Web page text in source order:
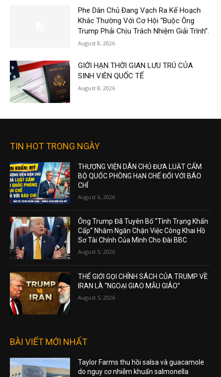
Phe Dân Chủ Đang Vạch Ra Kế Hoạch
Khác Thường Với Cơ Hội “Buộc Ông
Trump Phải Chịu Trách Nhiệm Giải Trình”.
August 8, 2026
GIỚI HẠN THỜI GIAN LƯU TRÚ CỦA
SINH VIÊN QUỐC TẾ
August 8, 2026
TIN HOT TRONG NGÀY
THƯỢNG VIỆN DÂN CHỦ ĐƯA LUẬT CẤM
BỘ QUỐC PHÒNG HẠN CHẾ ĐỐI VỚI BÁO
CHÍ
August 6, 2026
Ông Trump Đã Tuyên Bố “Tình Trạng Khẩn
Cấp” Nhằm Ngăn Chặn Việc Công Khai Hồ
Sơ Tài Chính Của Mình Cho Đài BBC
August 5, 2026
THẾ GIỚI GỌI CHÍNH SÁCH CỦA TRUMP VỀ
IRAN LÀ “NGOẠI GIAO MẪU GIÁO”
August 5, 2026
BÀI VIẾT MỚI NHẤT
Taylor Farms thu hồi salsa và guacamole
do nguy cơ nhiễm khuẩn salmonella